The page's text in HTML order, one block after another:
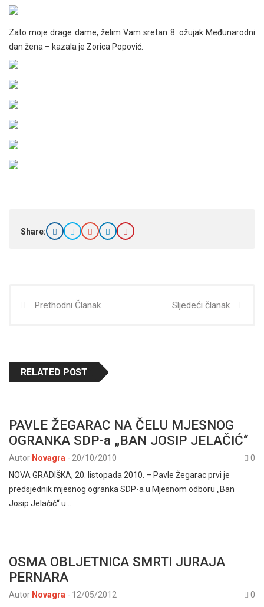
Zato moje drage dame, želim Vam sretan 8. ožujak Međunarodni
dan žena – kazala je Zorica Popović.
Share:
Prethodni Članak Sljedeći članak
RELATED POST
PAVLE ŽEGARAC NA ČELU MJESNOG
OGRANKA SDP-a „BAN JOSIP JELAČIĆ“
Autor Novagra - 20/10/2010
0
NOVA GRADIŠKA, 20. listopada 2010. – Pavle Žegarac prvi je
predsjednik mjesnog ogranka SDP-a u Mjesnom odboru „Ban
Josip Jelačič“ u…
OSMA OBLJETNICA SMRTI JURAJA
PERNARA
Autor Novagra - 12/05/2012 0